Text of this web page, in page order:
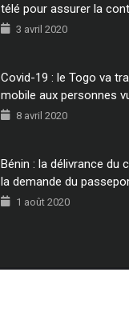
télé pour assurer la
3 avril 2020
Covid-19 : le Togo va
mobile aux personnes
8 avril 2020
Bénin : la délivrance du
la demande du
1 août 2020